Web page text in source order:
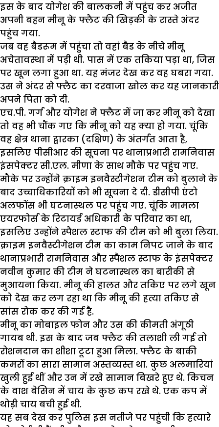
इस के बाद योगेश की बालकनी में पहुंच कर अजीत
अपनी बहन मीनू के फ्लैट की खिड़की के रास्ते अंदर
पहुंच गया.
जब वह बैडरूम में पहुंचा तो वहां बैड के नीचे मीनू
अचेतावस्था में पड़ी थी. पास में एक तकिया पड़ा था, जिस
पर खून लगा हुआ था. यह मंजर देख कर वह घबरा गया.
उस ने अंदर से फ्लैट का दरवाजा खोल कर यह जानकारी
अपने पिता को दी.
एच.पी. गर्ग और योगेश ने फ्लैट में जा कर मीनू को देखा
तो वह भी चौंक गए कि मीनू को यह क्या हो गया. चूंकि
वह क्षेत्र थाना द्वारका (दक्षिण) के अंतर्गत आता है,
इसलिए पीसीआर की सूचना पर थानाप्रभारी रामनिवास
इंसपेक्टर सी.एल. मीणा के साथ मौके पर पहुंच गए.
मौके पर उन्होंने क्राइम इनवैस्टीगेशन टीम को बुलाने के
बाद उच्चाधिकारियों को भी सूचना दे दी. डीसीपी एंटो
अलफोंस भी घटनास्थल पर पहुंच गए. चूंकि मामला
एयरफोर्स के रिटायर्ड अधिकारी के परिवार का था,
इसलिए उन्होंने स्पैशल स्टाफ की टीम को भी बुला लिया.
क्राइम इनवैस्टीगेशन टीम का काम निपट जाने के बाद
थानाप्रभारी रामनिवास और स्पैशल स्टाफ के इंसपेक्टर
नवीन कुमार की टीम ने घटनास्थल का बारीकी से
मुआयना किया. मीनू की हालत और तकिए पर लगे खून
को देख कर लग रहा था कि मीनू की हत्या तकिए से
सांस रोक कर की गई है.
मीनू का मोबाइल फोन और उस की कीमती अंगूठी
गायब थी. इस के बाद जब फ्लैट की तलाशी ली गई तो
रोशनदान का शीशा टूटा हुआ मिला. फ्लैट के बाकी
कमरों का सारा सामान अस्तव्यस्त था. कुछ अलमारियां
खुली हुई थीं और उन में रखे सामान बिखरे हुए थे. किचन
के वाश बेसिन में चाय के कुछ कप रखे थे. एक कप में
थोड़ी चाय बची हुई थी.
यह सब देख कर पुलिस इस नतीजे पर पहुंची कि हत्यारे